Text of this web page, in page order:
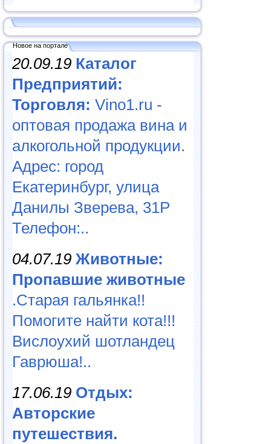
Новое на портале
20.09.19 Каталог
Предприятий:
Торговля: Vino1.ru -
оптовая продажа вина и
алкогольной продукции.
Адрес: город
Екатеринбург, улица
Данилы Зверева, 31Р
Телефон:..
04.07.19 Животные:
Пропавшие животные
.Старая гальянка!!
Помогите найти кота!!!
Вислоухий шотландец
Гаврюша!..
17.06.19 Отдых:
Авторские
путешествия.